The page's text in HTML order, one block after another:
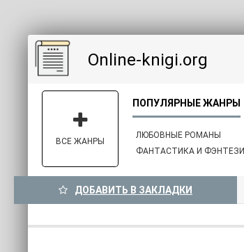
Online-knigi.org
ЛЮБОВНЫЕ РОМАНЫ
ФАНТАСТИКА И ФЭНТЕЗИ
ВСЕ ЖАНРЫ
ДОБАВИТЬ В ЗАКЛАДКИ